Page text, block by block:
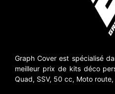
Graph Cover est spécialisé
meilleur prix de kits déco
Quad, SSV, 50 cc, Moto